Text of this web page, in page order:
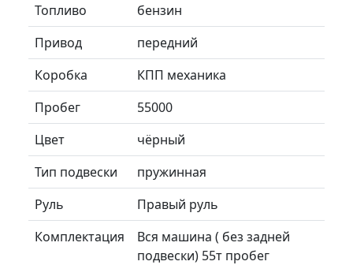
Топливо
бензин
Привод
передний
Коробка
КПП механика
Пробег
55000
Цвет
чёрный
Тип подвески
пружинная
Руль
Правый руль
Комплектация
Вся машина ( без задней
подвески) 55т пробег